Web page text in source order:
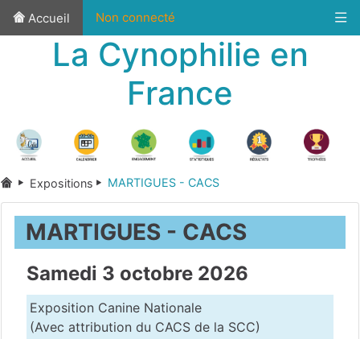
Accueil Non connecté
La Cynophilie en
France
Expositions MARTIGUES - CACS
MARTIGUES - CACS
Samedi 3 octobre 2026
Exposition Canine Nationale
(Avec attribution du CACS de la SCC)